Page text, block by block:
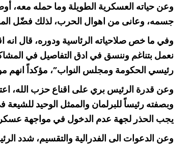
جسمه، وعانى من اهوال الحرب، لذلك فضّل
وفي ما خص صلاحياته الرئاسية ودوره، قال
رئيسي الحكومة ومجلس النواب”، مؤكداً انهم
وبصفته رئيساً للبرلمان والممثل الوحيد
يجب الحذر لجهة عدم الدخول في مواجهة
وعن الدعوات الى الفدرالية والتقسيم، شدد